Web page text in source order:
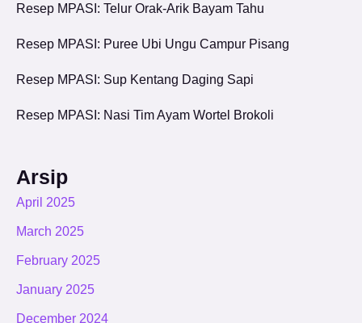
Resep MPASI: Telur Orak-Arik Bayam Tahu
Resep MPASI: Puree Ubi Ungu Campur Pisang
Resep MPASI: Sup Kentang Daging Sapi
Resep MPASI: Nasi Tim Ayam Wortel Brokoli
Arsip
April 2025
March 2025
February 2025
January 2025
December 2024